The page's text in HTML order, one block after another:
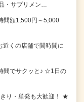
・サプリメン…
間額1,500円～5,000
くの店舗で間時間に
間でサクッと♪ ☆1日の
り・単発も大歓迎！ ★